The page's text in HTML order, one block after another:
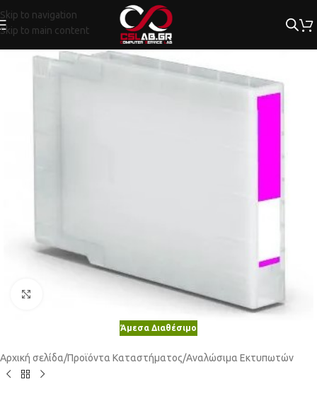
Skip to navigation
Skip to main content
Άμεσα Διαθέσιμο
Αρχική σελίδα/Προϊόντα Καταστήματος/Αναλώσιμα Εκτυπωτών